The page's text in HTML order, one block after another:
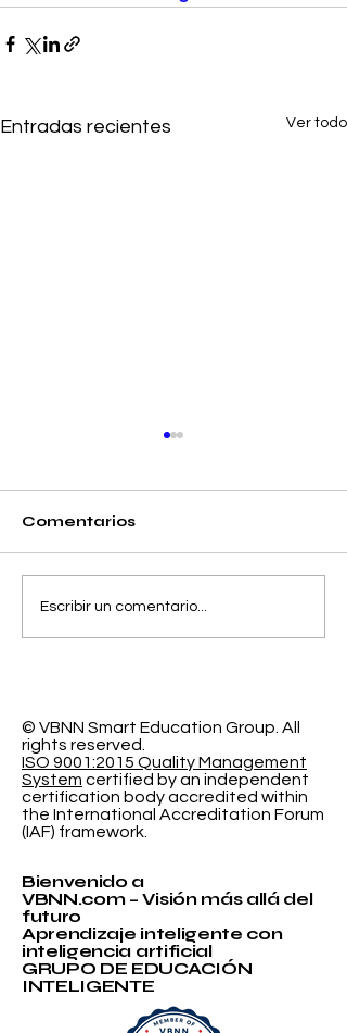
Entradas recientes Ver todo
Separando la
Precisión y el Error
Comentarios
Escribir un comentario...
© VBNN Smart Education Group. All
rights reserved.
ISO 9001:2015 Quality Management
System certified by an independent
certification body accredited within
the International Accreditation Forum
(IAF) framework.
Bienvenido a
VBNN.com – Visión más allá del
futuro
Aprendizaje inteligente con
inteligencia artificial
GRUPO DE EDUCACIÓN
INTELIGENTE